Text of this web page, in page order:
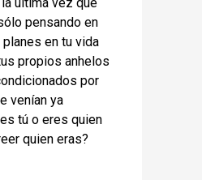
pensando en
planes en tu vida
propios anhelos
por
venían ya
tú o eres quien
quien eras?